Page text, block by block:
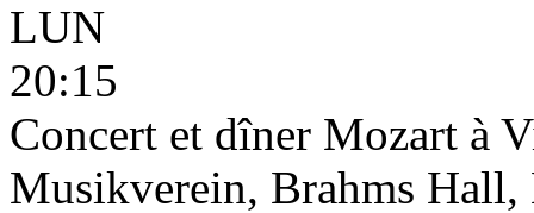
LUN
20:15
Concert et dîner Mozart à
Musikverein, Brahms Hall,